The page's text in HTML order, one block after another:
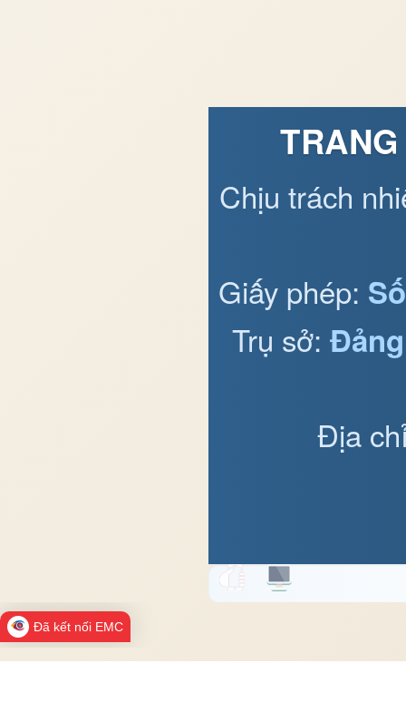
Chịu trách
Giấy phép:
Trụ sở:
Địa
Đã kết nối EMC